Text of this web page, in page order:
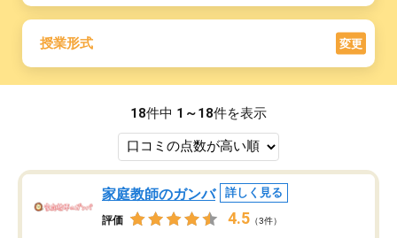
授業形式 変更
18件中 1～18件を表示
家庭教師のガンバ 詳しく見る
評価 4.5 （3件）